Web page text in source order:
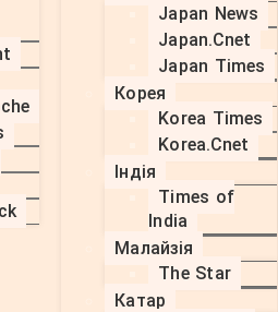
Japan News
Japan.Cnet
Japan Times
Корея
Korea Times
Korea.Cnet
Індія
Times of
India
Малайзія
The Star
Катар
Deepfake, щоб
родину та уникнути пасток